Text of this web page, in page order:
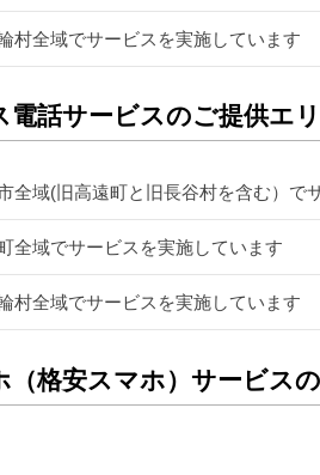
村全域でサービスを実施しています
電話サービスのご提供エ
全域(旧高遠町と旧長谷村を含む）で
全域でサービスを実施しています
村全域でサービスを実施しています
（格安スマホ）サービス